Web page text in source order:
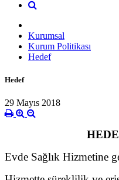
Kurumsal
Kurum Politikası
Hedef
Hedef
29 Mayıs 2018
Evde Sağlık Hizmetine